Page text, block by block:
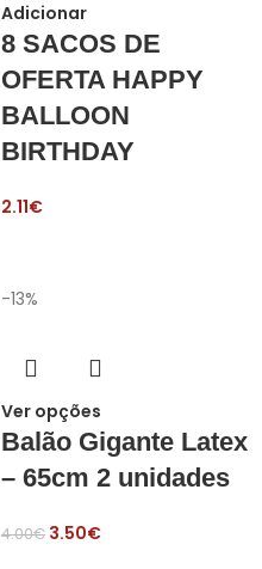
Adicionar
8 SACOS DE
OFERTA HAPPY
BALLOON
BIRTHDAY
2.11€
-13%
Ver opções
Balão Gigante Latex
– 65cm 2 unidades
4.00€ 3.50€